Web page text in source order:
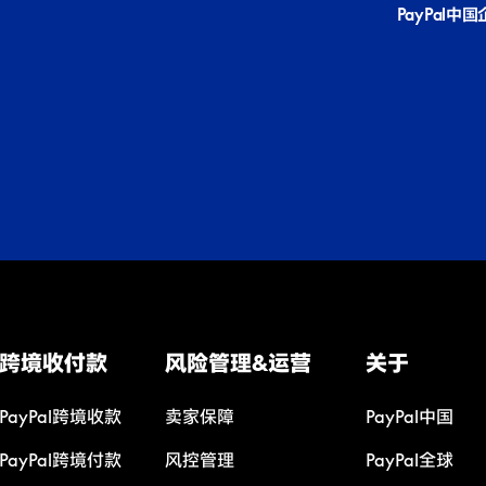
PayPal中国
跨境收付款
PayPal跨境收款
PayPal跨境付款
风险管理&运营
卖家保障
风控管理
关于
PayPal中国
PayPal全球